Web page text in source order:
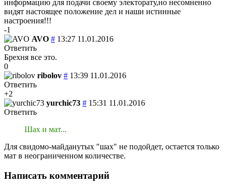
информацию для подачи своему электорату,но несомненно
видят настоящее положение дел и наши истинные
настроения!!!
-1
AVO # 13:27 11.01.2016
Ответить
Брехня все это.
0
ribolov # 13:39 11.01.2016
Ответить
+2
yurchic73 # 15:31 11.01.2016
Ответить
Шах и мат...
Для свидомо-майданутых "шах" не подойдет, остается только
мат в неограниченном количестве.
Написать комментарий